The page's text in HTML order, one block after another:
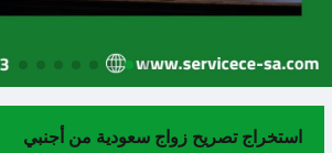
استخراج تصريح زواج سعودية من أجنبي